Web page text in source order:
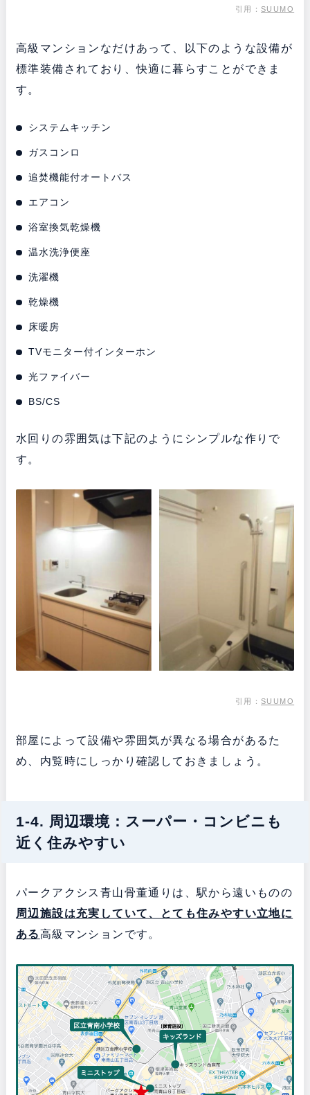
引用：SUUMO
高級マンションなだけあって、以下のような設備が
標準装備されており、快適に暮らすことができま
す。
システムキッチン
ガスコンロ
追焚機能付オートバス
エアコン
浴室換気乾燥機
温水洗浄便座
洗濯機
乾燥機
床暖房
TVモニター付インターホン
光ファイバー
BS/CS
水回りの雰囲気は下記のようにシンプルな作りで
す。
引用：SUUMO
部屋によって設備や雰囲気が異なる場合があるた
め、内覧時にしっかり確認しておきましょう。
1-4. 周辺環境：スーパー・コンビニも
近く住みやすい
パークアクシス青山骨董通りは、駅から遠いものの
周辺施設は充実していて、とても住みやすい立地に
ある高級マンションです。